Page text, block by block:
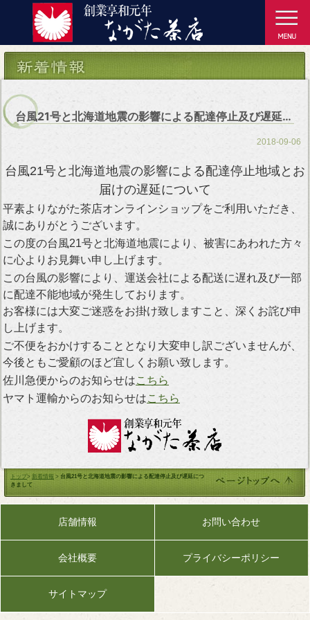
台風21号と北海道地震の影響による配達停止及び遅延につきまして
2018-09-06
台風21号と北海道地震の影響による配達停止地域とお
届けの遅延について
平素よりながた茶店オンラインショップをご利用いただき、
誠にありがとうございます。
この度の台風21号と北海道地震により、被害にあわれた方々
に心よりお見舞い申し上げます。
この台風の影響により、運送会社による配送に遅れ及び一部
に配達不能地域が発生しております。
お客様には大変ご迷惑をお掛け致しますこと、深くお詫び申
し上げます。
ご不便をおかけすることとなり大変申し訳ございませんが、
今後ともご愛顧のほど宜しくお願い致します。
佐川急便からのお知らせはこちら
ヤマト運輸からのお知らせはこちら
トップ> 新着情報 > 台風21号と北海道地震の影響による配達停止及び遅延につ
きまして
店舗情報 お問い合わせ
会社概要 プライバシーポリシー
サイトマップ